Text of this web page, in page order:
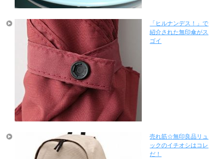
「ヒルナンデス！」で
紹介された無印傘がス
ゴイ
売れ筋☆無印良品リュ
ックのイチオシはコレ
だ！